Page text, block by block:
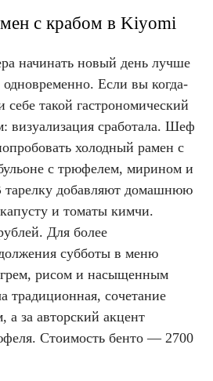
с крабом в Kiyomi
начинать новый день лучше
Если вы когда-
себе такой гастрономический
визуализация сработала. Шеф
холодный рамен с
с трюфелем, мирином и
добавляют домашнюю
и томаты кимчи.
Для более
субботы в меню
рисом и насыщенным
традиционная, сочетание
а за авторский акцент
Стоимость бенто — 2700